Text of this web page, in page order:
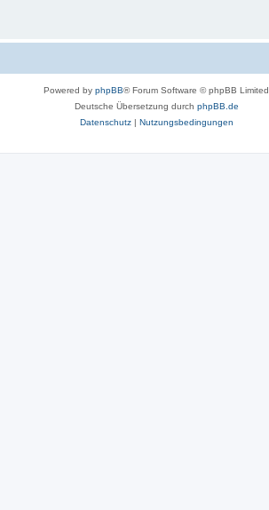
Powered by phpBB® Forum Software © phpBB Limited
Deutsche Übersetzung durch phpBB.de
Datenschutz| Nutzungsbedingungen